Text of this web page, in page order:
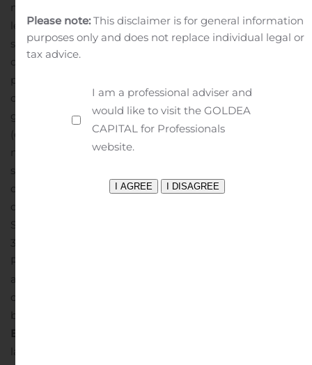
médical par le National Health Service afin de garantir
les résultats pour les patients, constitue un élément
stratégique clé de la plateforme mondiale
d’AgraFlora.Au Royaume-Uni, les médecins éligibles
peuvent prescrire du cannabis à des fins médicales à
cinq conditions énoncées dans le rapport du
gouvernement. :différents types de sclérose en plaques
(en particulier douleur ou spasticité musculaire)
nausées induites par la chimiothérapie ;
sévère résistante au traitement chez les enfants ;
douleur chronique chez les adultes ; et,une perte
d’appétit et perte de poids associée au VIH /
SIDA
3,6 millions de consommateurs de cannabis actifs au
Royaume-Uni. AgraFlora et Farmako se sont engagés à
accroître leur réseau de production et de distribution de
cannabis sophistiqué paneuropéen répondant aux
besoins des médecins et de leurs patients.
ET FARMAKO
la direction de The Good Company, a déclaré : « Au nom
Please note:This disclaimer is for general information
purposes only and does not replace individual legal or
tax advice.
I am a professional adviser and
would like to visit the GOLDEA
CAPITAL for Professionals
website.